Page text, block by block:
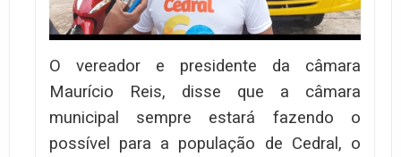
O vereador e presidente da câmara
Maurício Reis, disse que a câmara
municipal sempre estará fazendo o
possível para a população de Cedral, o